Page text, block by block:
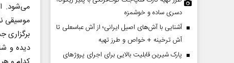
می‌شود.
موسیقی
برگزاری
دیده و
دسری ساده و خوشمزه
آشنایی با آش‌های اصیل ایرانی؛ از آش عباسعلی تا
آش ترخینه + خواص و طرز تهیه
پارک شیرین قابلیت‌ بالایی برای اجرای پروژهای